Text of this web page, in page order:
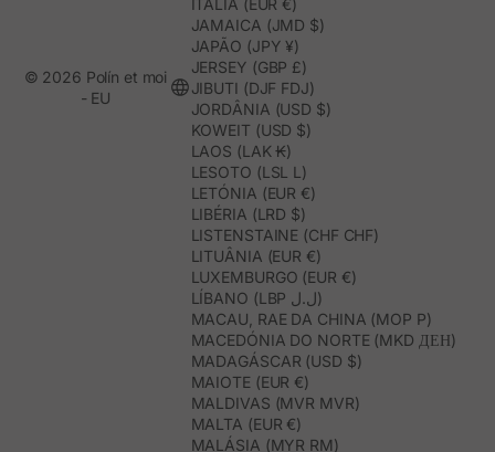
ITÁLIA (EUR €)
JAMAICA (JMD $)
JAPÃO (JPY ¥)
JERSEY (GBP £)
JIBUTI (DJF FDJ)
JORDÂNIA (USD $)
KOWEIT (USD $)
LAOS (LAK ₭)
LESOTO (LSL L)
LETÓNIA (EUR €)
LIBÉRIA (LRD $)
LISTENSTAINE (CHF CHF)
LITUÂNIA (EUR €)
LUXEMBURGO (EUR €)
LÍBANO (LBP ل.ل)
MACAU, RAE DA CHINA (MOP P)
MACEDÓNIA DO NORTE (MKD ДЕН)
MADAGÁSCAR (USD $)
MAIOTE (EUR €)
MALDIVAS (MVR MVR)
MALTA (EUR €)
MALÁSIA (MYR RM)
© 2026 Polín et moi
- EU